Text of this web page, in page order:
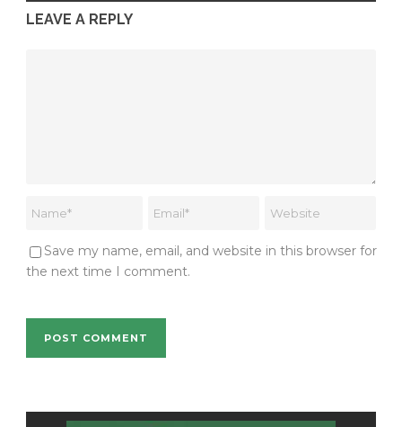
LEAVE A REPLY
Save my name, email, and website in this browser for
the next time I comment.